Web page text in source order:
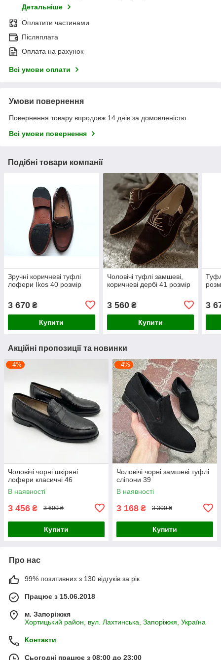
Детальніше
Оплатити частинами
Післяплата
Оплата на рахунок
Всі умови оплати
Умови повернення
Повернення товару впродовж 14 днів за домовленістю
Всі умови повернення
Подібні товари компанії
Зручні коричневі туфлі
лофери Ikos 40 розмір
3 670 ₴
Купити
Чоловічі туфлі замшеві,
коричневі дербі 41 розмір
3 560₴
Купити
3
Акційні пропозиції та новинки
–4%
Чоловічі чорні шкіряні
лофери класичні 46
В наявності
3 456 ₴ 3 600 ₴
Купити
–4%
Чоловічі чорні замшеві туфлі
сліпони 39
В наявності
3 168 ₴ 3 300 ₴
Купити
Про нас
99% позитивних з 130 відгуків за рік
Працює з 15.06.2018
м. Запоріжжя
Хортицький район, вул. Лахтинська, Запоріжжя, Україна
Контакти
Сьогодні працює з 08:00 до 23:00